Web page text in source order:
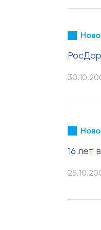
16 лет